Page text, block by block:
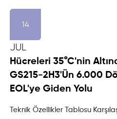
14
JUL
Hücreleri 35°C'nin
GS215-2H3'ün 6.000
EOL'ye Giden Yolu
Teknik Özellikler Tablosu